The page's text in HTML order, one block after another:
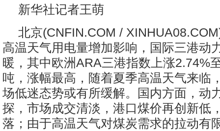
新华社记者王萌
北京(CNFIN.COM /
高温天气用电量增加影响，国际三港动
暖，其中欧洲ARA三港指数上涨2.74%
吨，涨幅最高，随着夏季高温天气来临
场低迷态势或有所缓解。国内方面，动
探，市场成交清淡，港口煤价再创新低
落；由于高温天气对煤炭需求的拉动有